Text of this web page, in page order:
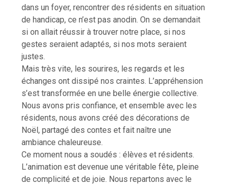
dans un foyer, rencontrer des résidents en situation
de handicap, ce n’est pas anodin. On se demandait
si on allait réussir à trouver notre place, si nos
gestes seraient adaptés, si nos mots seraient
justes.
Mais très vite, les sourires, les regards et les
échanges ont dissipé nos craintes. L’appréhension
s’est transformée en une belle énergie collective.
Nous avons pris confiance, et ensemble avec les
résidents, nous avons créé des décorations de
Noël, partagé des contes et fait naître une
ambiance chaleureuse.
Ce moment nous a soudés : élèves et résidents.
L’animation est devenue une véritable fête, pleine
de complicité et de joie. Nous repartons avec le